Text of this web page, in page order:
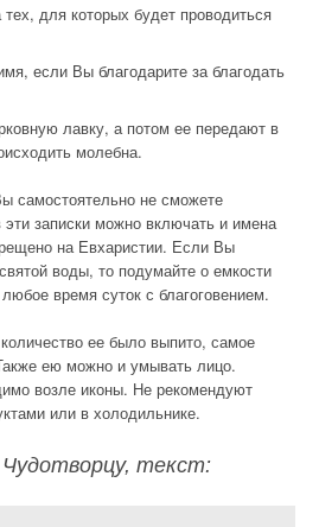
для которых будет проводиться
если Вы благодарите за благодать
лавку, а потом ее передают в
молебна.
самостоятельно не сможете
эти записки можно включать и имена
на Евхаристии. Если Вы
воды, то подумайте о емкости
время суток с благоговением.
ее было выпито, самое
ею можно и умывать лицо.
возле иконы. Не рекомендуют
или в холодильнике.
текст: